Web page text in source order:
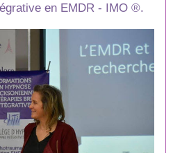
en EMDR - IMO ®.